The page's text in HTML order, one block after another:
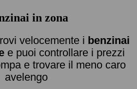
in zona
velocemente i benzinai
e puoi controllare i prezzi
e trovare il meno caro
avelengo